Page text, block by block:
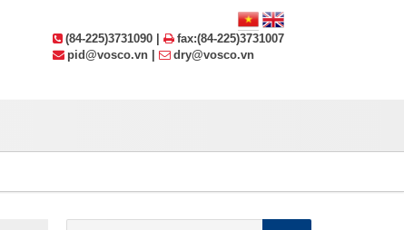
(84-225)3731090 |
fax:(84-225)3731007
pid@vosco.vn |
dry@vosco.vn